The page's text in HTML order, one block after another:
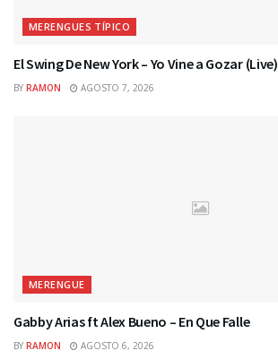
MERENGUES TÍPICO
El Swing De New York – Yo Vine a Gozar (Live)
BY RAMON AGOSTO 7, 2026
MERENGUE
Gabby Arias ft Alex Bueno – En Que Falle
BY RAMON AGOSTO 6, 2026